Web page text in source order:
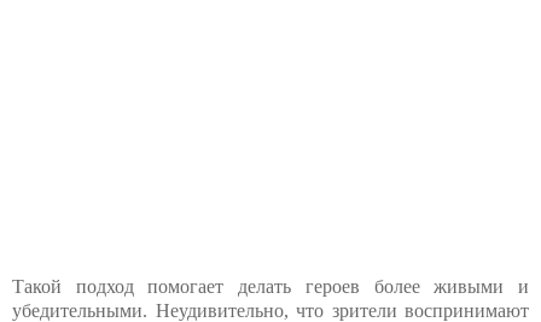
Такой подход помогает делать героев более живыми и
убедительными. Неудивительно, что зрители воспринимают